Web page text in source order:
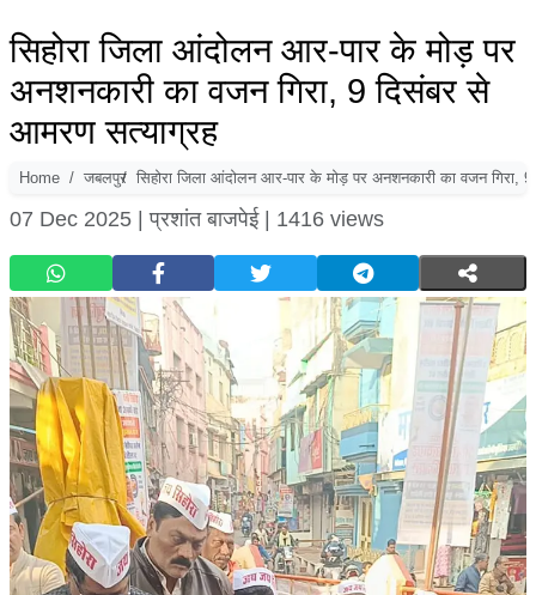
सिहोरा जिला आंदोलन आर-पार के मोड़ पर
अनशनकारी का वजन गिरा, 9 दिसंबर से
आमरण सत्याग्रह
Home जबलपुर सिहोरा जिला आंदोलन आर-पार के मोड़ पर अनशनकारी का वजन गिरा,
07 Dec 2025 |प्रशांत बाजपेई | 1416 views